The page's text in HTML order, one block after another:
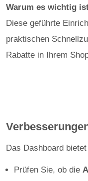
Warum es wichtig
Diese geführte
praktischen
Rabatte in Ihrem
Das Dashboard
Prüfen Sie, ob die